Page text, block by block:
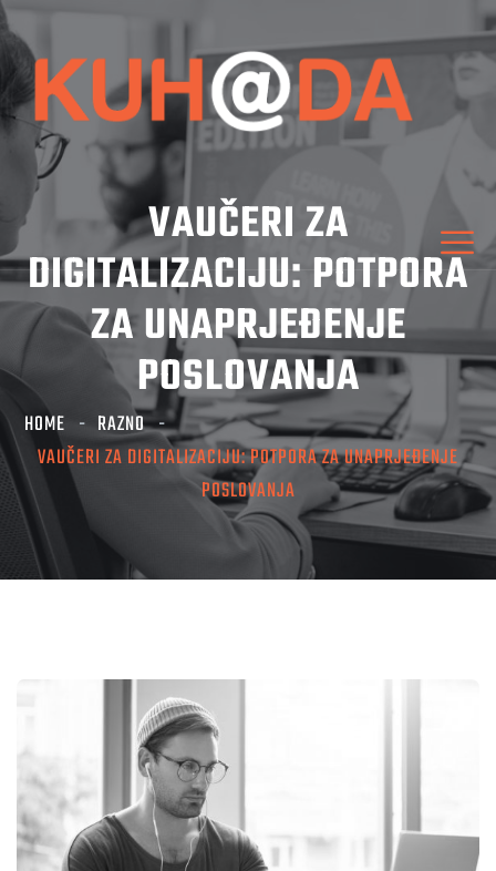
VAUČERI ZA
DIGITALIZACIJU: POTPORA
ZA UNAPRJEĐENJE
POSLOVANJA
HOME
RAZNO
VAUČERI ZA DIGITALIZACIJU: POTPORA ZA UNAPRJEĐENJE
POSLOVANJA